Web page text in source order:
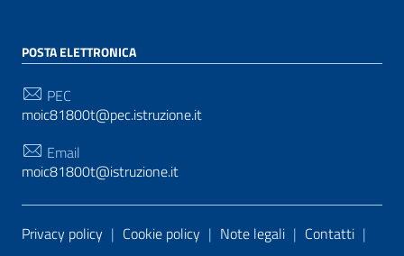
POSTA ELETTRONICA
PEC
moic81800t@pec.istruzione.it
Email
moic81800t@istruzione.it
Sezione Link Utili
Privacy policy | Cookie policy | Note legali | Contatti |